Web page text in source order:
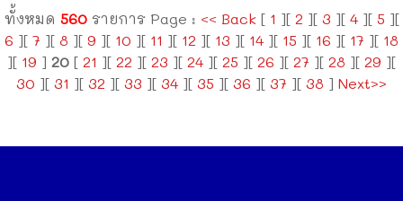
ทั้งหมด 560 รายการ Page : << Back[ 1 ][ 2 ][ 3 ][ 4][ 5 ][
6 ][ 7 ][ 8 ][ 9 ][ 10 ][ 11 ][ 12 ][ 13 ][ 14 ][ 15 ][ 16 ][ 17 ][ 18
][ 19 ] 20 [ 21 ][ 22 ][ 23 ][ 24 ][ 25 ][ 26 ][ 27 ][ 28 ][ 29 ][
30 ][ 31 ][ 32 ][ 33 ][ 34 ][ 35 ][ 36 ][ 37 ][ 38 ] Next>>